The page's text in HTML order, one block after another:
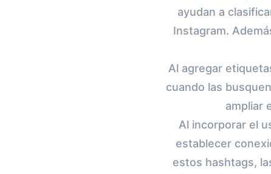
ayudan a
Instagram.
Al agregar
cuando las
ampliar
Al incorporar el
establecer
estos hashtags,